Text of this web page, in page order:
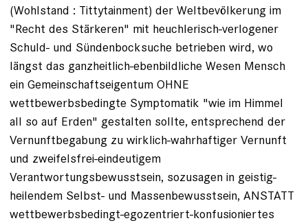
(Wohlstand : Tittytainment) der Weltbevölkerung im
"Recht des Stärkeren" mit heuchlerisch-verlogener
Schuld- und Sündenbocksuche betrieben wird, wo
längst das ganzheitlich-ebenbildliche Wesen Mensch
ein Gemeinschaftseigentum OHNE
wettbewerbsbedingte Symptomatik "wie im Himmel
all so auf Erden" gestalten sollte, entsprechend der
Vernunftbegabung zu wirklich-wahrhaftiger Vernunft
und zweifelsfrei-eindeutigem
Verantwortungsbewusstsein, sozusagen in geistig-
heilendem Selbst- und Massenbewusstsein, ANSTATT
wettbewerbsbedingt-egozentriert-konfusioniertes